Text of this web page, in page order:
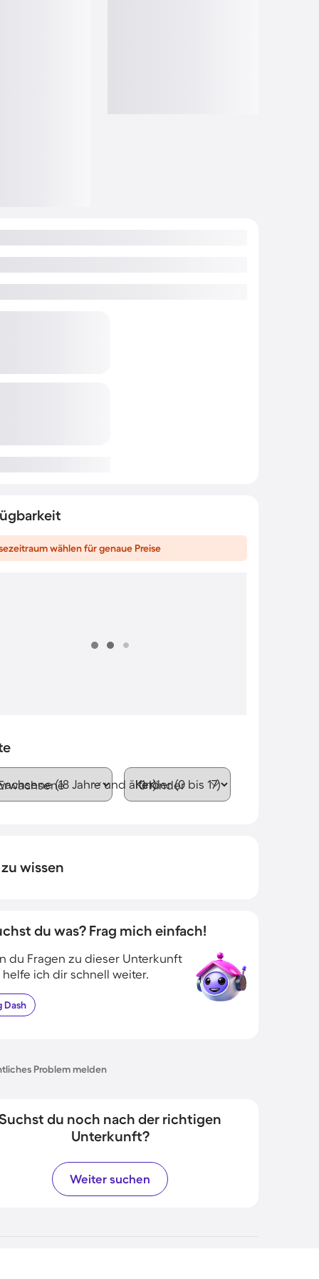
wählen für genaue Preise
(18 Jahre und älter)Kinder (0 bis 17)
wissen
du was? Frag mich einfach!
du Fragen zu dieser Unterkunft
helfe ich dir schnell weiter.
Dash
Problem melden
du noch nach der richtigen
Unterkunft?
Weiter suchen